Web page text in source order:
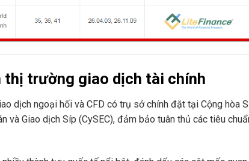
thị trường giao dịch tài chính
dịch ngoại hối và CFD có trụ sở chính đặt tại Cộng hòa
Giao dịch Síp (CySEC), đảm bảo tuân thủ các tiêu